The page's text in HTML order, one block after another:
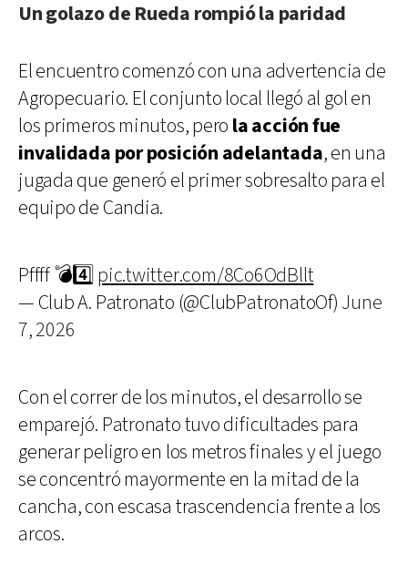
Un golazo de Rueda rompió la paridad
El encuentro comenzó con una advertencia de
Agropecuario. El conjunto local llegó al gol en
los primeros minutos, pero la acción fue
invalidada por posición adelantada, en una
jugada que generó el primer sobresalto para el
equipo de Candia.
Pffff 💣4️⃣ pic.twitter.com/8Co6OdBllt
— Club A. Patronato (@ClubPatronatoOf) June
7, 2026
Con el correr de los minutos, el desarrollo se
emparejó. Patronato tuvo dificultades para
generar peligro en los metros finales y el juego
se concentró mayormente en la mitad de la
cancha, con escasa trascendencia frente a los
arcos.